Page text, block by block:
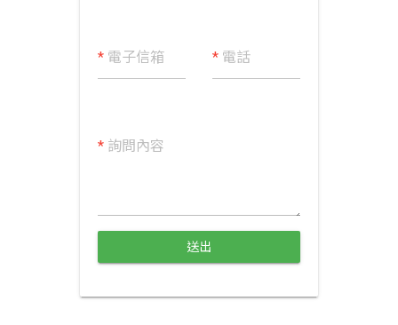
*電子信箱 * 電話
*詢問內容
送出